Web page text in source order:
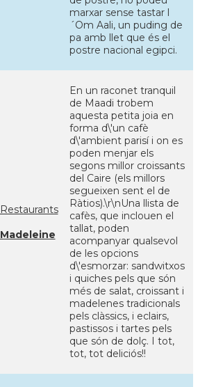
marxar sense tastar l
´Om Aali, un puding de
pa amb llet que és el
postre nacional egipci.
Restaurants
Madeleine
En un raconet tranquil
de Maadi trobem
aquesta petita joia en
forma d\'un cafè
d\'ambient parisí i on es
poden menjar els
segons millor croissants
del Caire (els millors
segueixen sent el de
Ràtios).\r\nUna llista de
cafès, que inclouen el
tallat, poden
acompanyar qualsevol
de les opcions
d\'esmorzar: sandwitxos
i quiches pels que són
més de salat, croissant i
madelenes tradicionals
pels clàssics, i eclairs,
pastissos i tartes pels
que són de dolç. I tot,
tot, tot deliciós!!